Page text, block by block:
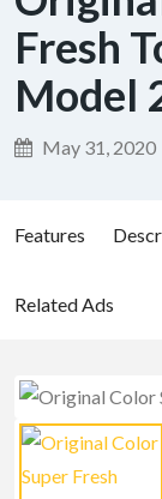
Fresh
Model
May 31, 2020
Features
Related Ads